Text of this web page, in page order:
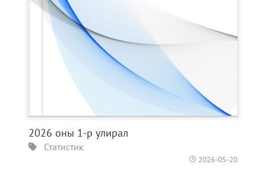
2026 оны 1-р улирал
Статистик
2026-05-20